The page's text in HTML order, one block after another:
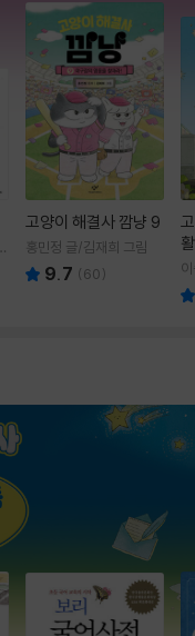
고양이 해결사 깜냥 9
홍민정 글/김재희 그림
9.7 (60)